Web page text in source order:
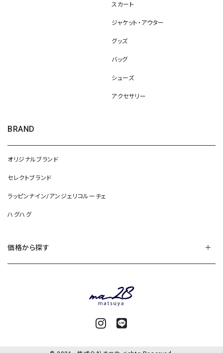
スカート
ジャケット・アウター
グッズ
バッグ
シューズ
アクセサリー
BRAND
オリジナルブランド
セレクトブランド
ラッピンナイン/アンジェリコルーチェ
ハグハグ
価格から探す